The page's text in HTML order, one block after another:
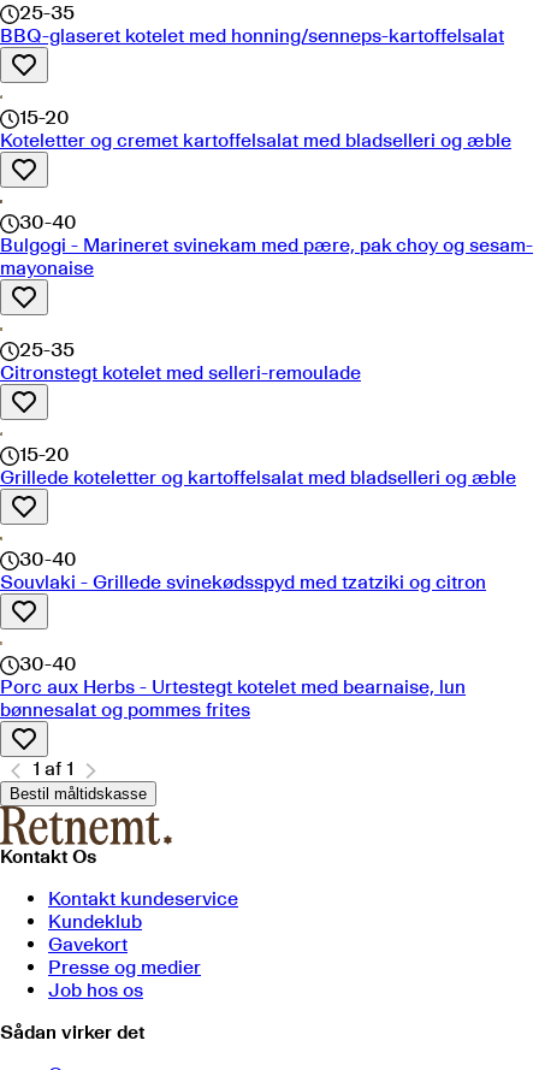
25-35
BBQ-glaseret kotelet med honning/senneps-kartoffelsalat
15-20
Koteletter og cremet kartoffelsalat med bladselleri og æble
30-40
Bulgogi - Marineret svinekam med pære, pak choy og sesam-
mayonaise
25-35
Citronstegt kotelet med selleri-remoulade
15-20
Grillede koteletter og kartoffelsalat med bladselleri og æble
30-40
Souvlaki - Grillede svinekødsspyd med tzatziki og citron
30-40
Porc aux Herbs - Urtestegt kotelet med bearnaise, lun
bønnesalat og pommes frites
1 af 1
Bestil måltidskasse
Kontakt Os
Kontakt kundeservice
Kundeklub
Gavekort
Presse og medier
Job hos os
Sådan virker det